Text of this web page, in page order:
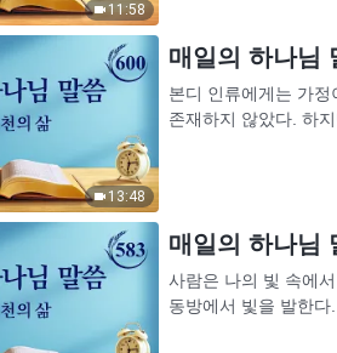
11:58
13:48
매일의 하나님
본디 인류에게는 가
존재하지 않았다. 하
매일의 하나님
사람은 나의 빛 속에
동방에서 빛을 발한